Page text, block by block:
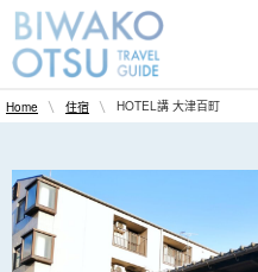
Home 住宿 HOTEL講 大津百町